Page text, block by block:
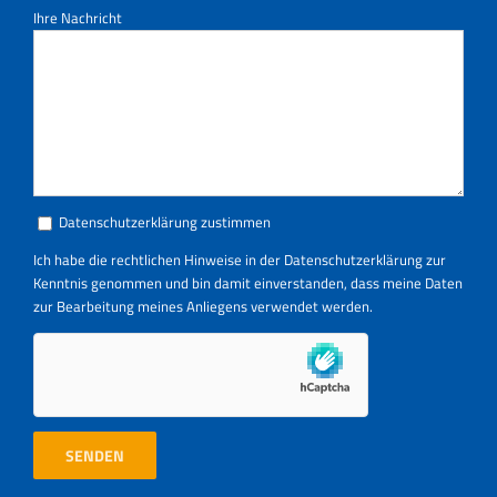
Ihre Nachricht
Datenschutzerklärung zustimmen
Ich habe die rechtlichen Hinweise in der Datenschutzerklärungzur
Kenntnis genommen und bin damit einverstanden, dass meine Daten
zur Bearbeitung meines Anliegens verwendet werden.